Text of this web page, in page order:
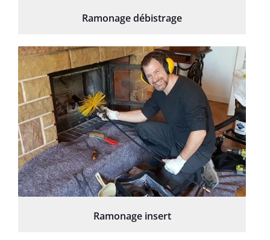
Ramonage débistrage
Ramonage insert